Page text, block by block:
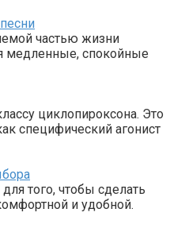
частью жизни
медленные, спокойные
циклопироксона. Это
специфический агонист
того, чтобы сделать
и удобной.